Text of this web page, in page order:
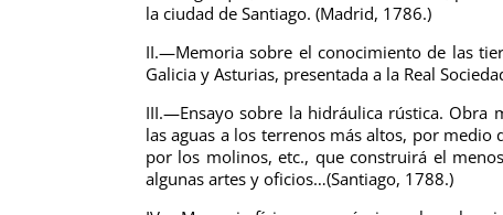
la ciudad de Santiago. (Madrid, 1786.)
II.—Memoria sobre el conocimiento de las
Galicia y Asturias, presentada a la Real
III.—Ensayo sobre la hidráulica rústica. Obra
las aguas a los terrenos más altos, por
por los molinos, etc., que construirá el
algunas artes y oficios…(Santiago, 1788.)